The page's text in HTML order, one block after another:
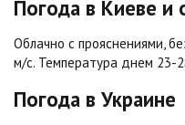
Погода в Киеве и
Облачно с прояснениями,
м/с. Температура днем 23-
Погода в Украине